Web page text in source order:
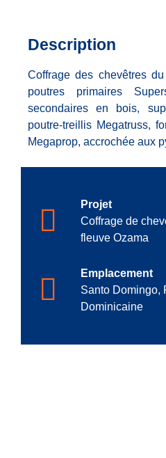
Description
Coffrage des chevêtres
poutres primaires
secondaires en bois,
poutre-treillis Megatruss,
Megaprop, accrochée aux
Projet
Coffrage de
fleuve Ozama
Emplacement
Santo Domingo,
Dominicaine